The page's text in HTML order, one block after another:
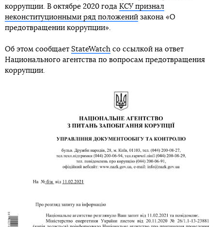
коррупции. В октябре 2020 года КСУ признал
неконституционными ряд положений закона «О
предотвращении коррупции».
Об этом сообщает StateWatch со ссылкой на ответ
Национального агентства по вопросам предотвращения
коррупции.